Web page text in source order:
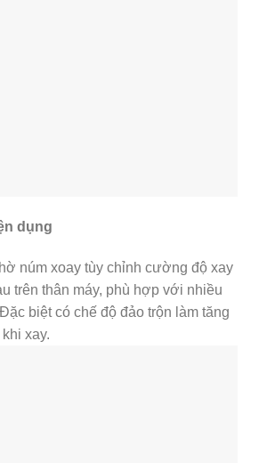
dụng
núm xoay tùy chỉnh cường độ xay
trên thân máy, phù hợp với nhiều
biệt có chế độ đảo trộn làm tăng
xay.